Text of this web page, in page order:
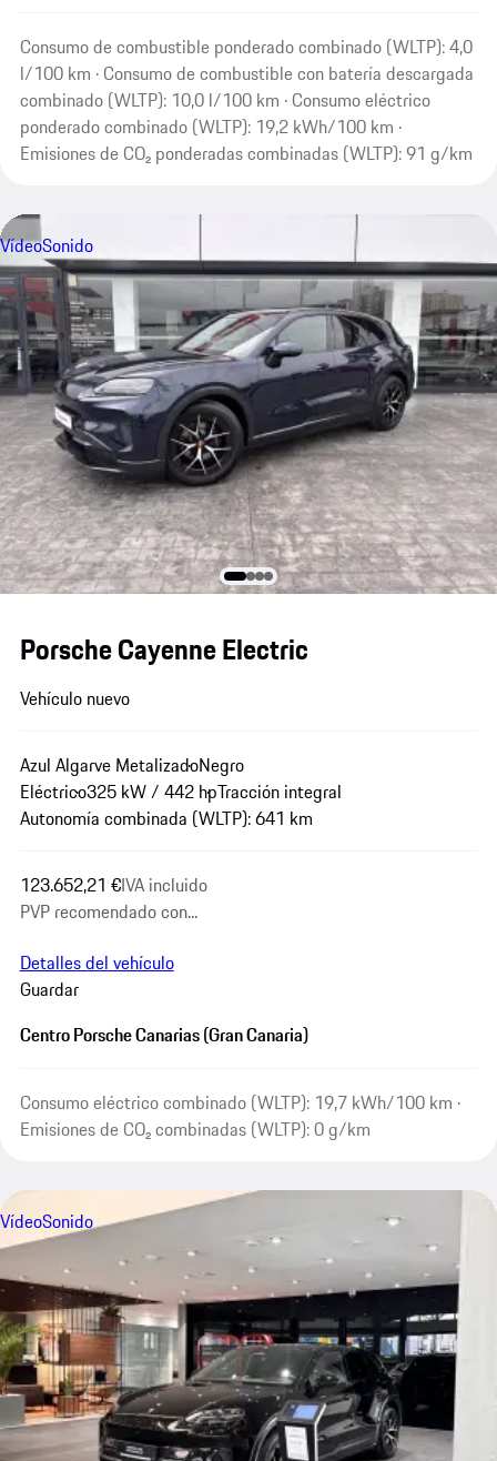
Consumo de combustible ponderado combinado (WLTP): 4,0
l/100 km · Consumo de combustible con batería descargada
combinado (WLTP): 10,0 l/100 km · Consumo eléctrico
ponderado combinado (WLTP): 19,2 kWh/100 km ·
Emisiones de CO₂ ponderadas combinadas (WLTP): 91 g/km
VídeoSonido
Porsche Cayenne Electric
Vehículo nuevo
Azul Algarve MetalizadoNegro
Eléctrico325 kW / 442 hpTracción integral
Autonomía combinada (WLTP): 641 km
123.652,21 €IVA incluido
PVP recomendado con...
Detalles del vehículo
Guardar
Centro Porsche Canarias (Gran Canaria)
Consumo eléctrico combinado (WLTP): 19,7 kWh/100 km ·
Emisiones de CO₂ combinadas (WLTP): 0 g/km
VídeoSonido